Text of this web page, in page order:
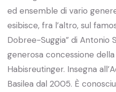
ed ensemble di vario
esibisce, fra l’altro, sul
Dobree-Suggia” di Antonio
generosa concessione
Habisreutinger. Insegna
Basilea dal 2005. È